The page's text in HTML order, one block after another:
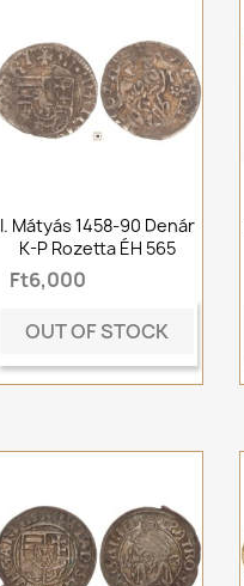
I. Mátyás 1458-90 Denár
K-P Rozetta ÉH 565
Ft6,000
OUT OF STOCK